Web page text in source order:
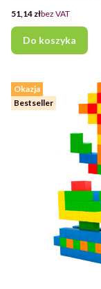
Cena
51,14 złbez VAT
Do koszyka
Okazja
Bestseller